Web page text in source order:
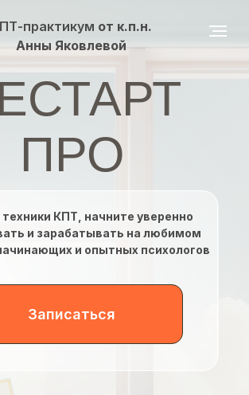
практикум от к.п.н.
Анны Яковлевой
ПРО
КПТ, начните уверенно
и зарабатывать на любимом
и опытных психологов
Записаться